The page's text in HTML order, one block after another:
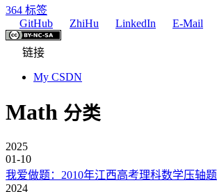
364 标签
GitHub
ZhiHu LinkedIn E-Mail
链接
My CSDN
Math 分类
2025
01-10
我爱做题：2010年江西高考理科数学压轴题
2024